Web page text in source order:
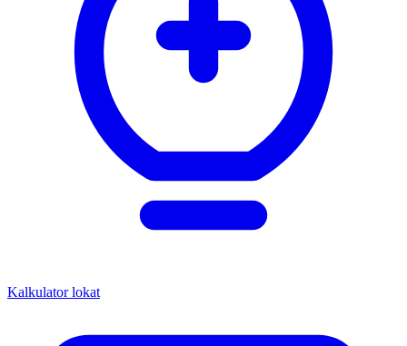
Kalkulator lokat